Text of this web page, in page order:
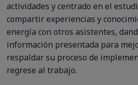
actividades y centrado en el
compartir experiencias y
energía con otros asistentes,
información presentada para
respaldar su proceso de
regrese al trabajo.